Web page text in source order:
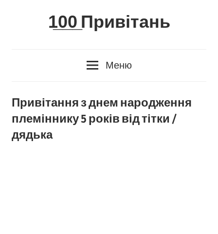
1̲0̲0̲ Привітань
Меню
Привітання з днем народження
племіннику 5 років від тітки /
дядька